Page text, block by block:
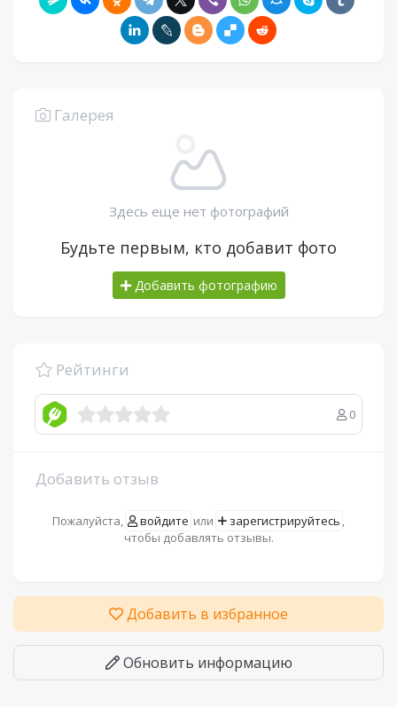
Галерея
Здесь еще нет фотографий
Будьте первым, кто добавит фото
Добавить фотографию
Рейтинги
0
Добавить отзыв
Пожалуйста, войдите или зарегистрируйтесь ,
чтобы добавлять отзывы.
Добавить в избранное
Обновить информацию